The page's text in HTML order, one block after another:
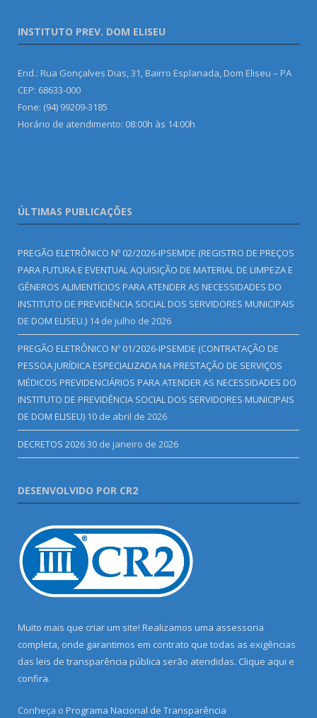
INSTITUTO PREV. DOM ELISEU
End.: Rua Gonçalves Dias, 31, Bairro Esplanada, Dom Eliseu – PA
CEP: 68633-000
Fone: (94) 99209-3185
Horário de atendimento: 08:00h às 14:00h
ÚLTIMAS PUBLICAÇÕES
PREGÃO ELETRÔNICO Nº 02/2026-IPSEMDE (REGISTRO DE PREÇOS
PARA FUTURA E EVENTUAL AQUISIÇÃO DE MATERIAL DE LIMPEZA E
GÊNEROS ALIMENTÍCIOS PARA ATENDER AS NECESSIDADES DO
INSTITUTO DE PREVIDÊNCIA SOCIAL DOS SERVIDORES MUNICIPAIS
DE DOM ELISEU.) 14 de julho de 2026
PREGÃO ELETRÔNICO Nº 01/2026-IPSEMDE (CONTRATAÇÃO DE
PESSOA JURÍDICA ESPECIALIZADA NA PRESTAÇÃO DE SERVIÇOS
MÉDICOS PREVIDENCIÁRIOS PARA ATENDER AS NECESSIDADES DO
INSTITUTO DE PREVIDÊNCIA SOCIAL DOS SERVIDORES MUNICIPAIS
DE DOM ELISEU) 10 de abril de 2026
DECRETOS 202630 de janeiro de 2026
DESENVOLVIDO POR CR2
Muito mais que criar um site! Realizamos uma assessoria
completa, onde garantimos em contrato que todas as exigências
das leis de transparência pública serão atendidas. Clique aqui e
confira.
Conheça o Programa Nacional de Transparência